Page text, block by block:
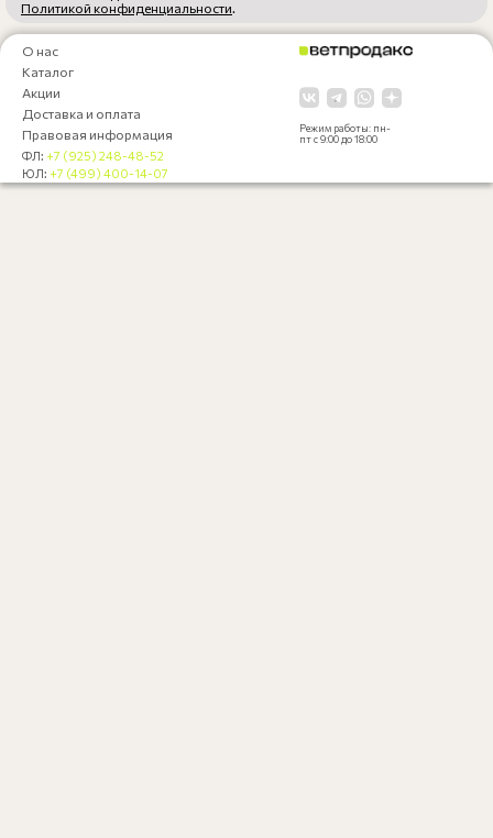
Политикой конфиденциальности
О нас
Каталог
Акции
Доставка и оплата
Правовая информация
ФЛ: +7 (925) 248-48-52
ЮЛ: +7 (499) 400-14-07
Режим работы: пн-
пт с 9:00 до 18:00